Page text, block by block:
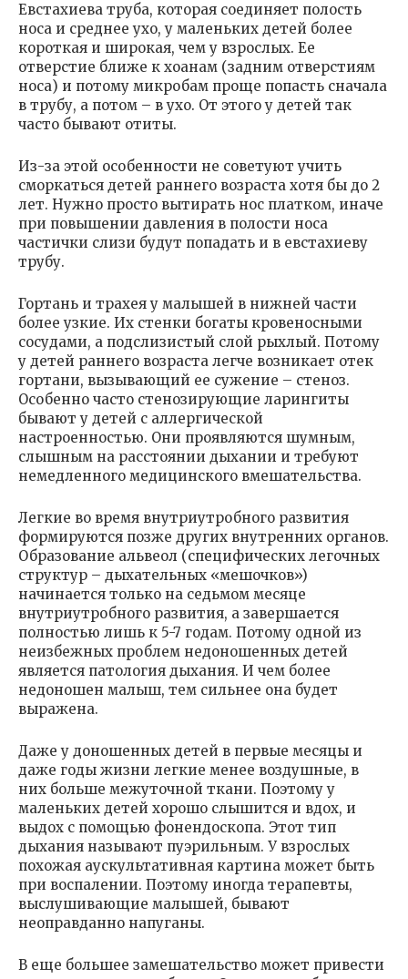
Евстахиева труба, которая соединяет полость
носа и среднее ухо, у маленьких детей более
короткая и широкая, чем у взрослых. Ее
отверстие ближе к хоанам (задним отверстиям
носа) и потому микробам проще попасть сначала
в трубу, а потом – в ухо. От этого у детей так
часто бывают отиты.
Из-за этой особенности не советуют учить
сморкаться детей раннего возраста хотя бы до 2
лет. Нужно просто вытирать нос платком, иначе
при повышении давления в полости носа
частички слизи будут попадать и в евстахиеву
трубу.
Гортань и трахея у малышей в нижней части
более узкие. Их стенки богаты кровеносными
сосудами, а подслизистый слой рыхлый. Потому
у детей раннего возраста легче возникает отек
гортани, вызывающий ее сужение – стеноз.
Особенно часто стенозирующие ларингиты
бывают у детей с аллергической
настроенностью. Они проявляются шумным,
слышным на расстоянии дыхании и требуют
немедленного медицинского вмешательства.
Легкие во время внутриутробного развития
формируются позже других внутренних органов.
Образование альвеол (специфических легочных
структур – дыхательных «мешочков»)
начинается только на седьмом месяце
внутриутробного развития, а завершается
полностью лишь к 5-7 годам. Потому одной из
неизбежных проблем недоношенных детей
является патология дыхания. И чем более
недоношен малыш, тем сильнее она будет
выражена.
Даже у доношенных детей в первые месяцы и
даже годы жизни легкие менее воздушные, в
них больше межуточной ткани. Поэтому у
маленьких детей хорошо слышится и вдох, и
выдох с помощью фонендоскопа. Этот тип
дыхания называют пуэрильным. У взрослых
похожая аускультативная картина может быть
при воспалении. Поэтому иногда терапевты,
выслушивающие малышей, бывают
неоправданно напуганы.
В еще большее замешательство может привести